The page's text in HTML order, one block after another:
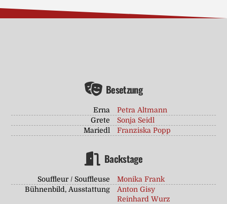
Besetzung
Erna
Petra Altmann
Grete
Sonja Seidl
Mariedl
Franziska Popp
Backstage
Souffleur / Souffleuse
Monika Frank
Bühnenbild, Ausstattung
Anton Gisy
Reinhard Wurz